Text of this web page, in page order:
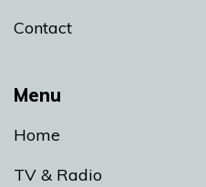
Menu
Home
TV & Radio
Contact